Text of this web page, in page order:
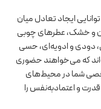
ایجاد تعادل میان
و خشک، عطرهای چوبی
دودی و ادویه‌ای، حسی
که می‌خواهند حضوری
شما در محیط‌های
و اعتمادبه‌نفس را